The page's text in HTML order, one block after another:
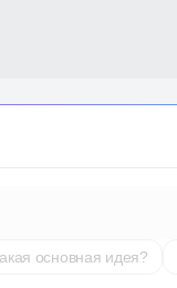
основная идея?